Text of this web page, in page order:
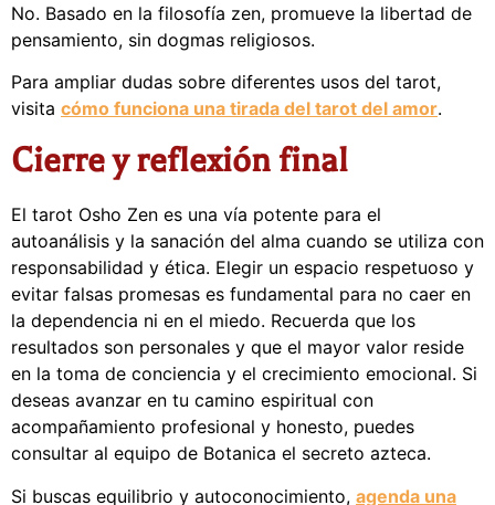
No. Basado en la filosofía zen, promueve la libertad de
pensamiento, sin dogmas religiosos.
Para ampliar dudas sobre diferentes usos del tarot,
visita cómo funciona una tirada del tarot del amor.
Cierre y reflexión final
El tarot Osho Zen es una vía potente para el
autoanálisis y la sanación del alma cuando se utiliza con
responsabilidad y ética. Elegir un espacio respetuoso y
evitar falsas promesas es fundamental para no caer en
la dependencia ni en el miedo. Recuerda que los
resultados son personales y que el mayor valor reside
en la toma de conciencia y el crecimiento emocional. Si
deseas avanzar en tu camino espiritual con
acompañamiento profesional y honesto, puedes
consultar al equipo de Botanica el secreto azteca.
Si buscas equilibrio y autoconocimiento, agenda una